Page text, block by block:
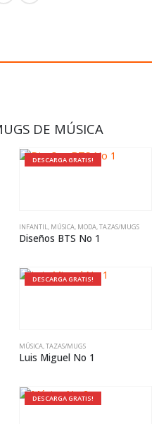
DE MÚSICA
DESCARGA GRATIS!
INFANTIL, MÚSICA, MODA,TAZAS/MUGS
Diseños BTS No 1
DESCARGA GRATIS!
MÚSICA,TAZAS/MUGS
Luis Miguel No 1
DESCARGA GRATIS!